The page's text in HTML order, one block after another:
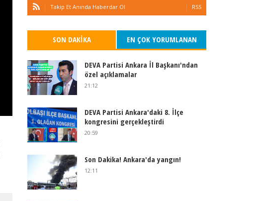
Takip Et Anında Haberdar Ol RSS
SON DAKIKA EN ÇOK YORUMLANAN
DEVA Partisi Ankara İl Başkanı'ndan
özel açıklamalar
21:12
DEVA Partisi Ankara'daki 8. İlçe
kongresini gerçekleştirdi
20:59
Son Dakika! Ankara'da yangın!
12:11